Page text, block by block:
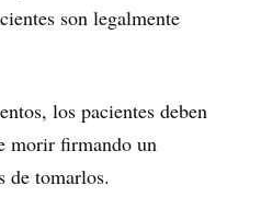
son legalmente
los pacientes deben
morir firmando un
de tomarlos.